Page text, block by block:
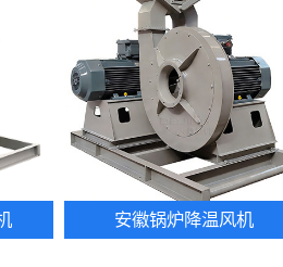
安徽锅炉降温风机